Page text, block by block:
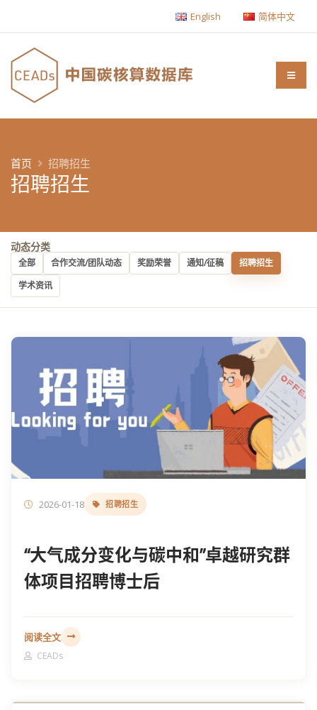
English 简体中文
招聘招生
首页 招聘招生
动态分类
全部 合作交流/团队动态 奖励荣誉 通知/征稿
招聘招生
学术资讯
2026-01-18 招聘招生
“大气成分变化与碳中和”卓越研究群
体项目招聘博士后
阅读全文
CEADs